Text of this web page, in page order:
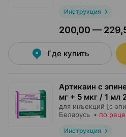
Инструкция
200,00 —
Где купить
Артикаин с
мг + 5 мкг / 1 мл
для инъекций [с
Беларусь • по
Инструкция